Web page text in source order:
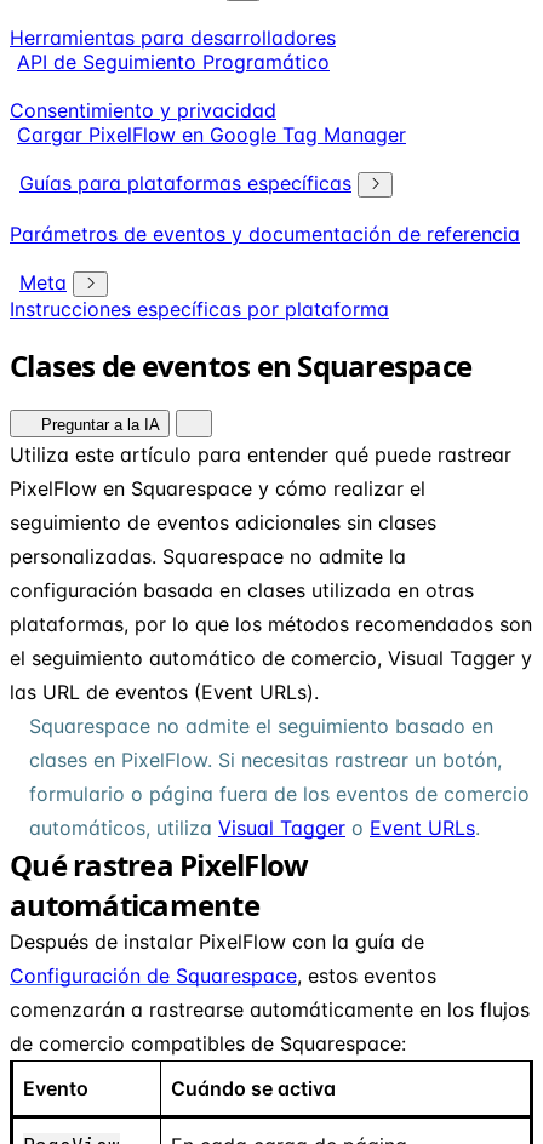
Herramientas para desarrolladores
API de Seguimiento Programático
Consentimiento y privacidad
Cargar PixelFlow en Google Tag Manager
Guías para plataformas específicas
Parámetros de eventos y documentación de referencia
Meta
Instrucciones específicas por plataforma
Clases de eventos en Squarespace
Preguntar a la IA
Utiliza este artículo para entender qué puede rastrear
PixelFlow en Squarespace y cómo realizar el
seguimiento de eventos adicionales sin clases
personalizadas. Squarespace no admite la
configuración basada en clases utilizada en otras
plataformas, por lo que los métodos recomendados son
el seguimiento automático de comercio, Visual Tagger y
las URL de eventos (Event URLs).
Squarespace no admite el seguimiento basado en
clases en PixelFlow. Si necesitas rastrear un botón,
formulario o página fuera de los eventos de comercio
automáticos, utiliza Visual Tagger o Event URLs.
Qué rastrea PixelFlow
automáticamente
Después de instalar PixelFlow con la guía de
Configuración de Squarespace, estos eventos
comenzarán a rastrearse automáticamente en los flujos
de comercio compatibles de Squarespace:
Evento
Cuándo se activa